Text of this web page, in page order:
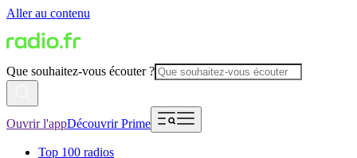
Aller au contenu
Que souhaitez-vous écouter ?
Ouvrir l'appDécouvrir Prime
Top 100 radios